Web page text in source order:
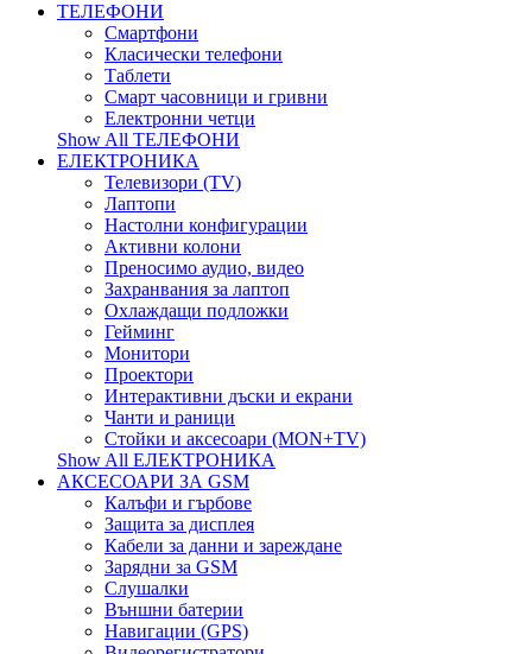
ТЕЛЕФОНИ
Смартфони
Класически телефони
Таблети
Смарт часовници и гривни
Електронни четци
Show All ТЕЛЕФОНИ
ЕЛЕКТРОНИКА
Телевизори (TV)
Лаптопи
Настолни конфигурации
Активни колони
Преносимо аудио, видео
Захранвания за лаптоп
Охлаждащи подложки
Гейминг
Монитори
Проектори
Интерактивни дъски и екрани
Чанти и раници
Стойки и аксесоари (MON+TV)
Show All ЕЛЕКТРОНИКА
АКСЕСОАРИ ЗА GSM
Калъфи и гърбове
Защита за дисплея
Кабели за данни и зареждане
Зарядни за GSM
Слушалки
Външни батерии
Навигации (GPS)